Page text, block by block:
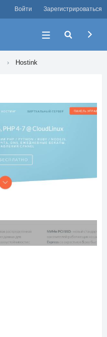
Войти Зарегистрироваться
Hostink